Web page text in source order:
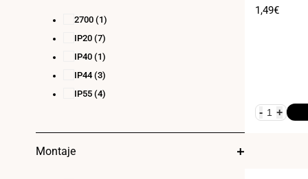
por metros)
Precio
1,49€
- +
2700 (1)
IP20 (7)
IP40 (1)
IP44 (3)
IP55 (4)
Montaje